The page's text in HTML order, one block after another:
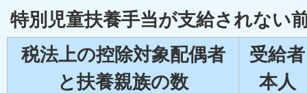
特別児童扶養手当が支給されない
税法上の控除対象配偶者
と扶養親族の数
受給者
本人